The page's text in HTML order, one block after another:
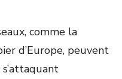
comme la
d’Europe, peuvent